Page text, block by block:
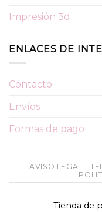
Impresión 3d
ENLACES DE
Contacto
Envíos
Formas de pago
AVISO LEGAL
Tienda de